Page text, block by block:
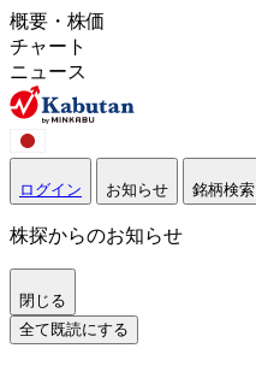
概要・株価
チャート
ニュース
ログイン お知らせ 銘柄検索
株探からのお知らせ
閉じる
全て既読にする